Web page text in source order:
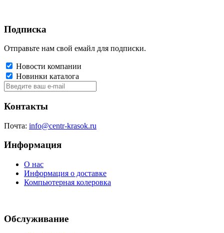
Подписка
Отправьте нам свой емайл для подписки.
Новости компании
Новинки каталога
Контакты
Почта: info@centr-krasok.ru
Информация
О нас
Информация о доставке
Компьютерная колеровка
Обслуживание